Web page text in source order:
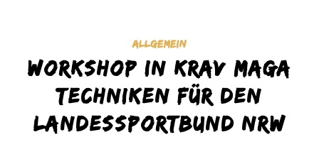
ALLGEMEIN
Workshop in Krav Maga
Techniken für den
Landessportbund NRW